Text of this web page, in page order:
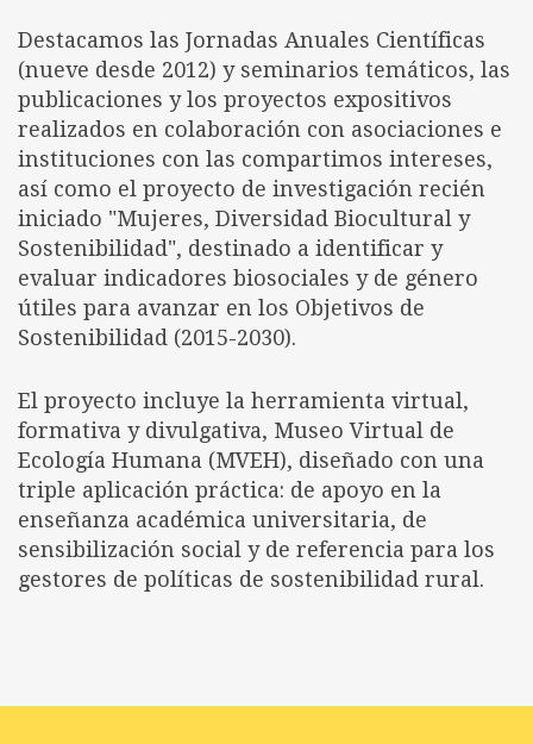
Destacamos las Jornadas Anuales Científicas
(nueve desde 2012) y seminarios temáticos, las
publicaciones y los proyectos expositivos
realizados en colaboración con asociaciones e
instituciones con las compartimos intereses,
así como el proyecto de investigación recién
iniciado "Mujeres, Diversidad Biocultural y
Sostenibilidad", destinado a identificar y
evaluar indicadores biosociales y de género
útiles para avanzar en los Objetivos de
Sostenibilidad (2015-2030).
El proyecto incluye la herramienta virtual,
formativa y divulgativa, Museo Virtual de
Ecología Humana (MVEH), diseñado con una
triple aplicación práctica: de apoyo en la
enseñanza académica universitaria, de
sensibilización social y de referencia para los
gestores de políticas de sostenibilidad rural.